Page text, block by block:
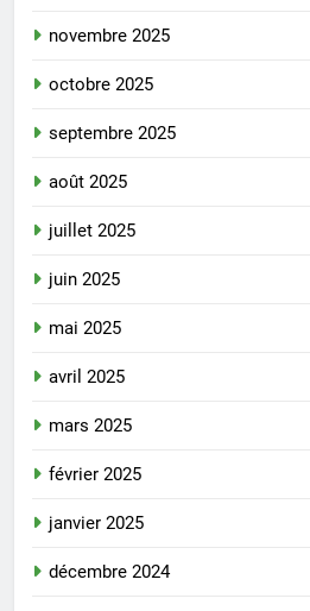
novembre 2025
octobre 2025
septembre 2025
août 2025
juillet 2025
juin 2025
mai 2025
avril 2025
mars 2025
février 2025
janvier 2025
décembre 2024